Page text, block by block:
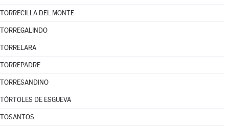
TORRECILLA DEL MONTE
TORREGALINDO
TORRELARA
TORREPADRE
TORRESANDINO
TÓRTOLES DE ESGUEVA
TOSANTOS